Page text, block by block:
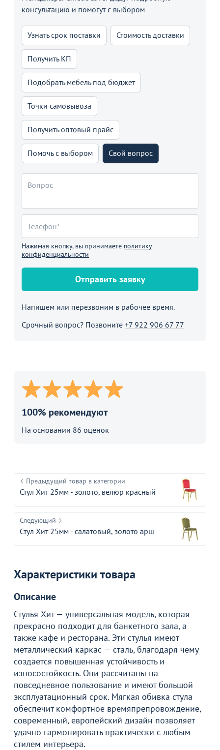
консультацию и помогут с выбором
Узнать срок поставки Стоимость доставки
Получить КП
Подобрать мебель под бюджет
Точки самовывоза
Получить оптовый прайс
Помочь с выбором Свой вопрос
Нажимая кнопку, вы принимаете политику
конфиденциальности
Отправить заявку
Напишем или перезвоним в рабочее время.
Срочный вопрос? Позвоните +7 922 906 67 77
100% рекомендуют
На основании 86 оценок
Предыдущий товар в категории
Стул Хит 25мм - золото, велюр красный
Следующий
Стул Хит 25мм - салатовый, золото арш
Характеристики товара
Описание
Стулья Хит — универсальная модель, которая
прекрасно подходит для банкетного зала, а
также кафе и ресторана. Эти стулья имеют
металлический каркас — сталь, благодаря чему
создается повышенная устойчивость и
износостойкость. Они рассчитаны на
повседневное пользование и имеют большой
эксплуатационный срок. Мягкая обивка стула
обеспечит комфортное времяпрепровождение,
современный, европейский дизайн позволяет
удачно гармонировать практически с любым
стилем интерьера.